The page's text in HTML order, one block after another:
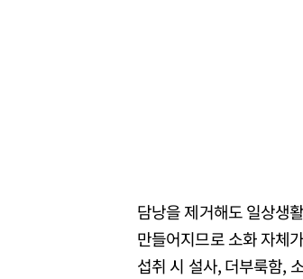
담낭을 제거해도 일상생
만들어지므로 소화 자체
섭취 시 설사, 더부룩함,